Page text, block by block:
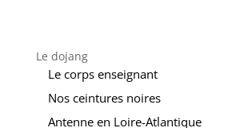
Le dojang
Le corps enseignant
Nos ceintures noires
Antenne en Loire-Atlantique